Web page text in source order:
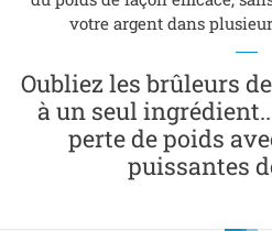
votre argent dans
Oubliez les brûleurs
à un seul
perte de poids
puissantes